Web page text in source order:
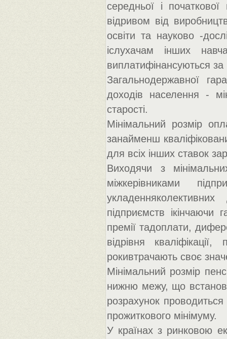
середньої і
відривом від
освіти та науково -
іслухачам інших
виплатифінансуються за
Загальнодержавної
доходів населення -
старості.
Мінімальний розмір
занайменш
для всіх інших ставок
Виходячи з
міжкерівниками
підприємств
премії тадоплати,
відрівня
рокивтрачають своє
Мінімальний розмір
нижню межу, що
розрахунок
прожиткового мінімуму.
У країнах з ринковою